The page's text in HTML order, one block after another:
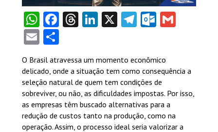
WhatsApp
Facebook
Threads
LinkedIn
X TelegramGmail
EmailShare
O Brasil atravessa um momento econômico
delicado, onde a situação tem como consequência a
seleção natural de quem tem condições de
sobreviver, ou não, as dificuldades impostas. Por isso,
as empresas têm buscado alternativas para a
redução de custos tanto na produção, como na
operação. Assim, o processo ideal seria valorizar a